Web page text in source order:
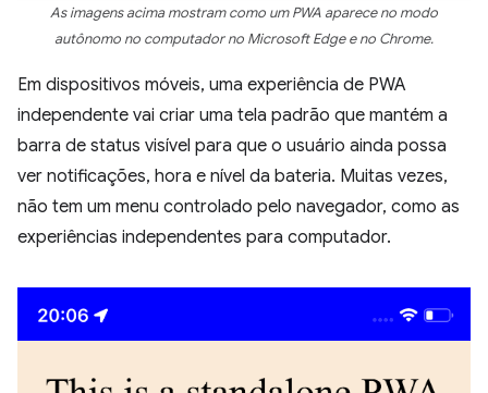
As imagens acima mostram como um PWA aparece no modo
autônomo no computador no Microsoft Edge e no Chrome.
Em dispositivos móveis, uma experiência de PWA
independente vai criar uma tela padrão que mantém a
barra de status visível para que o usuário ainda possa
ver notificações, hora e nível da bateria. Muitas vezes,
não tem um menu controlado pelo navegador, como as
experiências independentes para computador.